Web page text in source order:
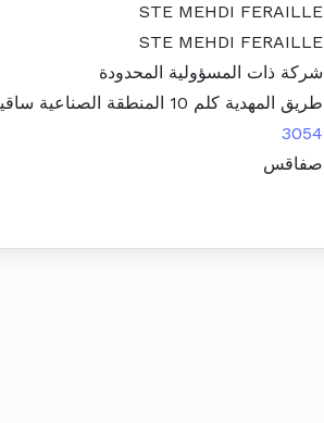
STE MEHDI FERAILLE
STE MEHDI FERAILLE
شركة ذات المسؤولية المحدودة
طريق المهدية كلم 10 المنطقة الصناعية ساقية الداير
3054
صفاقس